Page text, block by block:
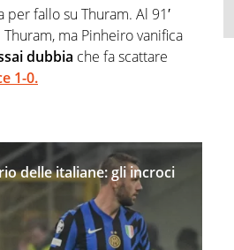
per fallo su Thuram. Al 91′
ma Pinheiro vanifica
dubbia che fa scattare
1-0.
delle italiane: gli incroci